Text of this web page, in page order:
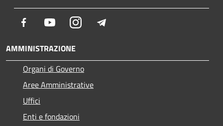
Facebook YoutubeInstagram
AMMINISTRAZIONE
Organi di Governo
Aree Amministrative
Uffici
Enti e fondazioni